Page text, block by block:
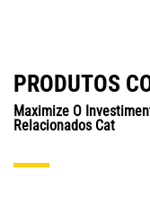
PRODUTOS
Maximize O
Relacionados Cat